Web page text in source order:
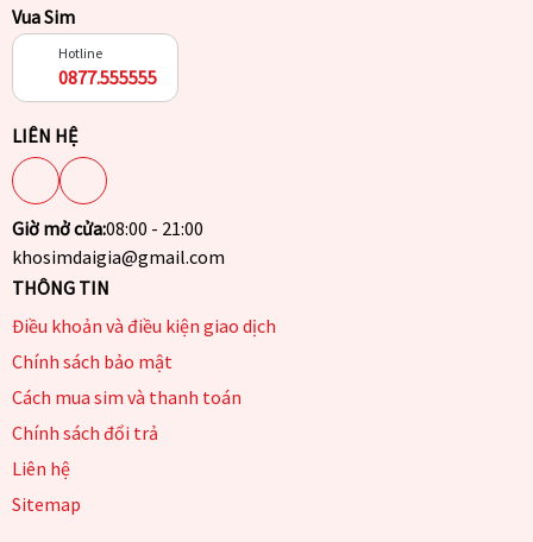
Vua Sim
Hotline
0877.555555
LIÊN HỆ
Giờ mở cửa:08:00 - 21:00
khosimdaigia@gmail.com
THÔNG TIN
Điều khoản và điều kiện giao dịch
Chính sách bảo mật
Cách mua sim và thanh toán
Chính sách đổi trả
Liên hệ
Sitemap